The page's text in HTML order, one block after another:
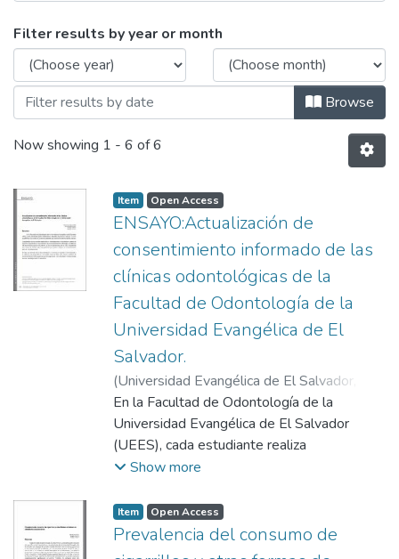
Browsing Revista Crea Cienca Vol.9 N°1
Filter results by year or month
Browse
Now showing 1 - 6 of 6
Item Open Access
ENSAYO:Actualización de
consentimiento informado de las
clínicas odontológicas de la
Facultad de Odontología de la
Universidad Evangélica de El
Salvador.
(Universidad Evangélica de El Salvador,
2014-06)Castro de Díaz, Carmen Elisa
Grijalva, Sandra Elizabeth
En la Facultad de Odontología de la
Universidad Evangélica de El Salvador
(UEES), cada estudiante realiza
tratamientos dentales durante los últimos 5
pacientes que solicitan el servicio de las
clínicas.
Cumpliendo con las normas nacionales e
Show more
Item Open Access
Prevalencia del consumo de